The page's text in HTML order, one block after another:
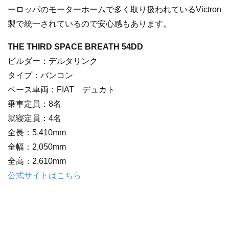
ーロッパのモーターホームで多く取り扱われているVictron
製で統一されているので安心感もあります。
THE THIRD SPACE BREATH 54DD
ビルダー：デルタリンク
タイプ：バンコン
ベース車両：FIAT デュカト
乗車定員：8名
就寝定員：4名
全長：5,410mm
全幅：2,050mm
全高：2,610mm
公式サイトはこちら